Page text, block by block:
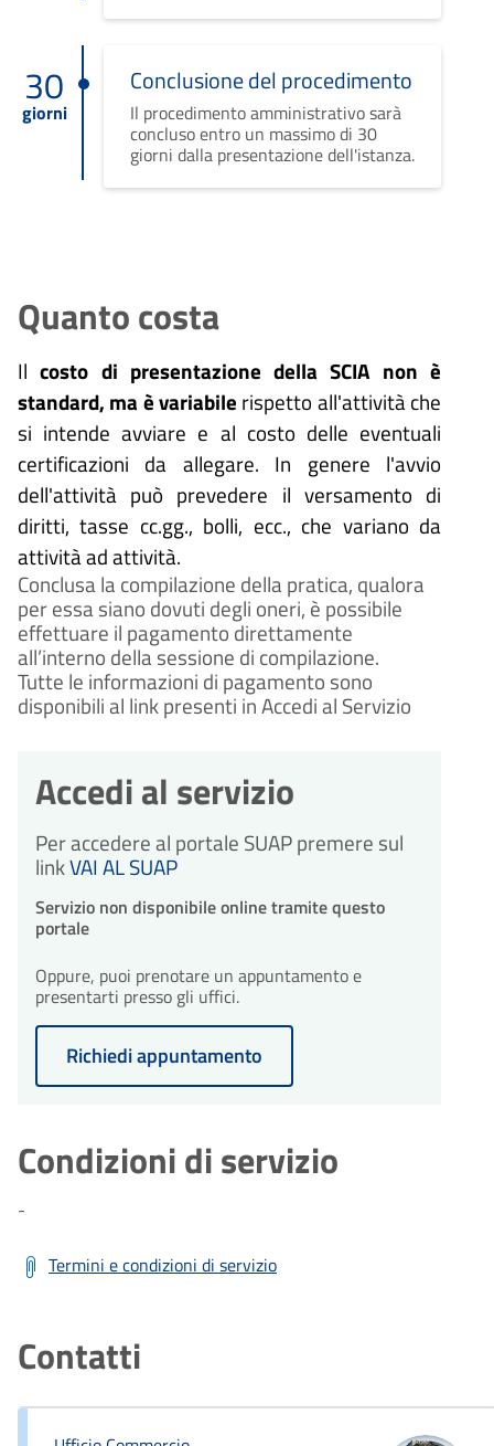
30
giorni
Conclusione del procedimento
Il procedimento amministrativo sarà
concluso entro un massimo di 30
giorni dalla presentazione dell'istanza.
Quanto costa
Ilcosto di presentazione della SCIA non è
standard, ma è variabile rispetto all'attività che
si intende avviare e al costo delle eventuali
certificazioni da allegare. In genere l'avvio
dell'attività può prevedere il versamento di
diritti, tasse cc.gg., bolli, ecc., che variano da
attività ad attività.
Conclusa la compilazione della pratica, qualora
per essa siano dovuti degli oneri, è possibile
effettuare il pagamento direttamente
all’interno della sessione di compilazione.
Tutte le informazioni di pagamento sono
disponibili al link presenti in Accedi al Servizio
Accedi al servizio
Per accedere al portale SUAP premere sul
linkVAI AL SUAP
Servizio non disponibile online tramite questo
portale
Oppure, puoi prenotare un appuntamento e
presentarti presso gli uffici.
Richiedi appuntamento
Condizioni di servizio
-
Termini e condizioni di servizio
Contatti